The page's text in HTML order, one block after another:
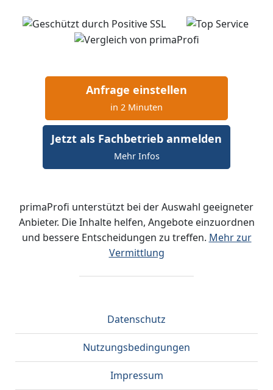
Anfrage einstellen
in 2 Minuten
Jetzt als Fachbetrieb anmelden
Mehr Infos
primaProfi unterstützt bei der Auswahl geeigneter
Anbieter. Die Inhalte helfen, Angebote einzuordnen
und bessere Entscheidungen zu treffen. Mehr zur
Vermittlung
Datenschutz
Nutzungsbedingungen
Impressum